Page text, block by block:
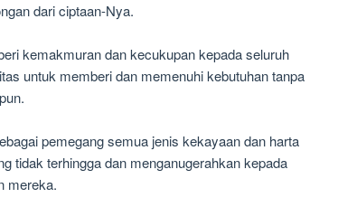
dari ciptaan-Nya.
kemakmuran dan kecukupan kepada seluruh
untuk memberi dan memenuhi kebutuhan tanpa
pemegang semua jenis kekayaan dan harta
tidak terhingga dan menganugerahkan kepada
mereka.